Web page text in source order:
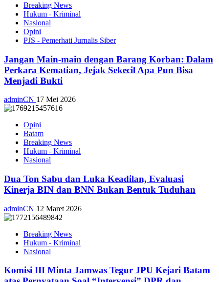
Breaking News
Hukum - Kriminal
Nasional
Opini
PJS - Pemerhati Jurnalis Siber
Jangan Main-main dengan Barang Korban: Dalam
Perkara Kematian, Jejak Sekecil Apa Pun Bisa
Menjadi Bukti
adminCN 17 Mei 2026
Opini
Batam
Breaking News
Hukum - Kriminal
Nasional
Dua Ton Sabu dan Luka Keadilan, Evaluasi
Kinerja BIN dan BNN Bukan Bentuk Tuduhan
adminCN 12 Maret 2026
Breaking News
Hukum - Kriminal
Nasional
Komisi III Minta Jamwas Tegur JPU Kejari Batam